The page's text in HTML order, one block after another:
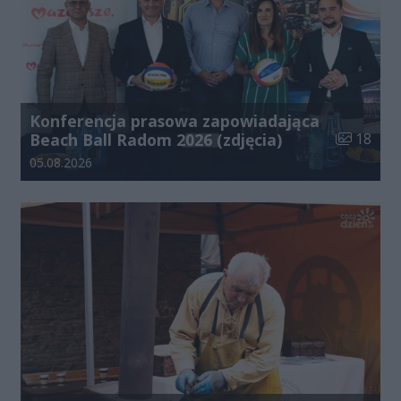
Konferencja prasowa zapowiadająca
Beach Ball Radom 2026 (zdjęcia)
Liczba
18
Data dodania galerii:
05.08.2026